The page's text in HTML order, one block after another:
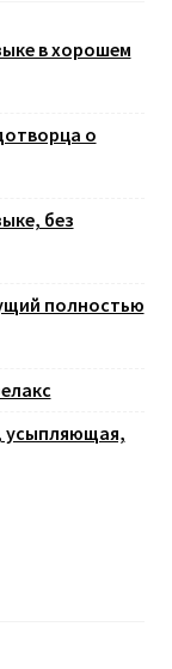
в хорошем
о
без
полностью
усыпляющая,